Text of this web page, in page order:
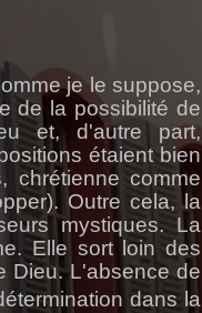
je le suppose,
de la possibilité de
et, d'autre part,
étaient bien
chrétienne comme
Outre cela, la
mystiques. La
Elle sort loin des
Dieu. L'absence de
dans la